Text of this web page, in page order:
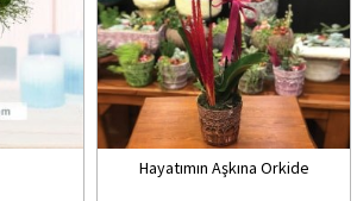
Hayatımın Aşkına Orkide